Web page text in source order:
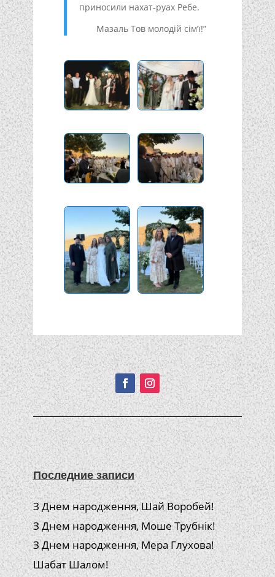
приносили нахат-руах Ребе.
Мазаль Тов молодій сім’ї!”
Подписывайтесь!
Последние записи
З Днем народження, Шай Воробей!
З Днем народження, Моше Трубнік!
З Днем народження, Мера Глухова!
Шабат Шалом!